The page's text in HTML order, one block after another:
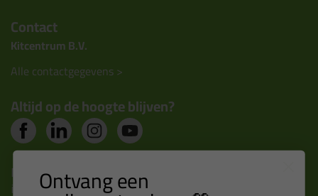
Contact
Kitcentrum B.V.
Alle contactgegevens >
Altijd op de hoogte blijven?
Nieuws, tips en exclusieve deals rechtstreeks in je
inbox Ontvang een